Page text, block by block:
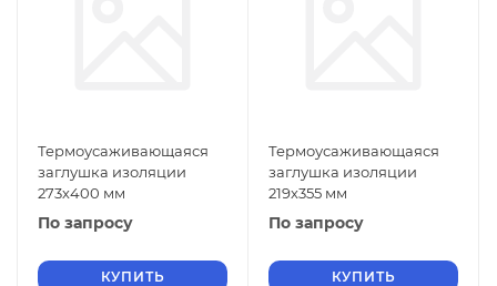
Термоусаживающаяся
заглушка изоляции
273х400 мм
По запросу
КУПИТЬ
Термоусаживающаяся
заглушка изоляции
219х355 мм
По запросу
КУПИТЬ